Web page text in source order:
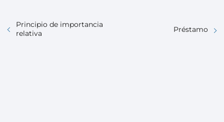
Principio de importancia
relativa
Préstamo